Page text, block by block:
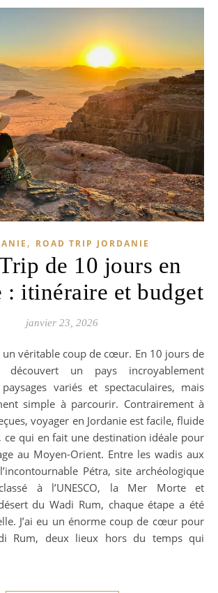
, ROAD TRIP JORDANIE
de 10 jours en
: itinéraire et budget
janvier 23, 2026
un pays incroyablement
variés et spectaculaires, mais
simple à parcourir. Contrairement à
voyager en Jordanie est facile, fluide
ce qui en fait une destination idéale pour
au Moyen-Orient. Entre les wadis aux
Pétra, site archéologique
à l’UNESCO, la Mer Morte et
du Wadi Rum, chaque étape a été
J’ai eu un énorme coup de cœur pour
Rum, deux lieux hors du temps qui